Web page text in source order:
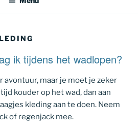
ik tijdens het wadlopen?
avontuur, maar je moet je zeker
kouder op het wad, dan aan
kleding aan te doen. Neem
of regenjack mee.